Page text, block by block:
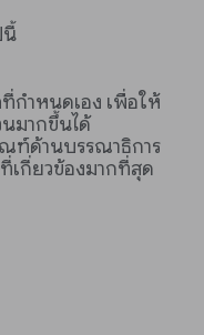
นี้
ำหนดเอง เพื่อให้
มากขึ้นได้
ฑ์ด้านบรรณาธิการ
เกี่ยวข้องมากที่สุด